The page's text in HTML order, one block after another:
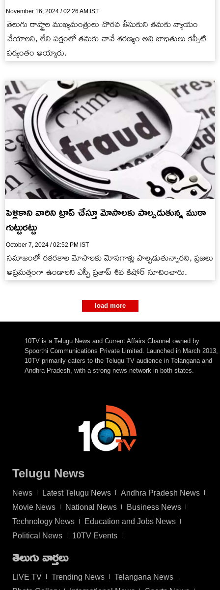
November 16, 2024 / 02:26 AM IST
తెలుగు రాష్ట్రాల ముఖ్యమంత్రులు చొరవ తీసుకుని తమకు న్యాయం
చేయాలని, లేని పక్షంలో తమకు చావే శరణ్యం అని బాధితులు కన్నీటి
పర్యంతం అయ్యారు.
పెళ్లికాని వారిని ట్రాప్ చేస్తూ మోసాలకు పాల్పడుతున్న ముఠా
గుట్టురట్టు
October 7, 2024 / 02:52 PM IST
సమాజంలో రకరకాల మోసాలకు మోసగాళ్లు పాల్పడుతున్నారని, ప్రజలు
అప్రమత్తంగా ఉండాలని ఎస్పీ ప్రతాప్ శివ కిషోర్ సూచించారు.
load more
10TV is a Telugu News and Current Affairs Channel owned by
Spoorthi Communications Private Limited. Launched in March 2013,
10TV primarily caters to the Telugu TV audience in Telangana and
Andhra Pradesh, with a strong news network in both states.
Telugu News
News Latest Telugu News
Andhra Pradesh News
Movie News
National News
Business News
Technology News
Education and Jobs News
Political News
10TV Events
తెలుగు వార్తలు
LIVE TV Trending News
Telangana News